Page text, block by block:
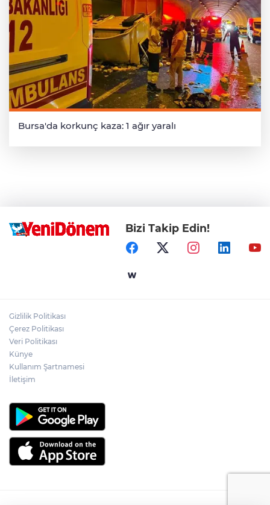
Bursa'da korkunç kaza: 1 ağır yaralı
Bizi Takip Edin!
Gizlilik Politikası
Çerez Politikası
Veri Politikası
Künye
Kullanım Şartnamesi
İletişim